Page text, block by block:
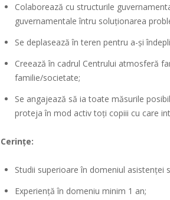
Colaborează cu structurile
guvernamentale întru soluţionarea
Se deplasează în teren pentru a-şi
Creează în cadrul Centrului atmosferă
familie/societate;
Se angajează să ia toate măsurile
proteja în mod activ toți copiii cu care
Cerințe:
Studii superioare în domeniul asistenței
Experiență în domeniu minim 1 an;